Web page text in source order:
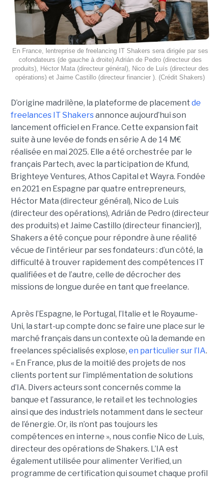
En France, lentreprise de freelancing IT Shakers sera dirigée par ses
cofondateurs (de gauche à droite) Adrián de Pedro (directeur des
produits), Héctor Mata (directeur général), Nico de Luís (directeur des
opérations) et Jaime Castillo (directeur financier ). (Crédit Shakers)
D’origine madrilène, la plateforme de placement de
freelances IT Shakersannonce aujourd’hui son
lancement officiel en France. Cette expansion fait
suite à une levée de fonds en série A de 14 M€
réalisée en mai 2025. Elle a été orchestrée par le
français Partech, avec la participation de Kfund,
Brighteye Ventures, Athos Capital et Wayra. Fondée
en 2021 en Espagne par quatre entrepreneurs,
Héctor Mata (directeur général), Nico de Luis
(directeur des opérations), Adrián de Pedro (directeur
des produits) et Jaime Castillo (directeur financier)],
Shakers a été conçue pour répondre à une réalité
vécue de l’intérieur par ses fondateurs : d’un côté, la
difficulté à trouver rapidement des compétences IT
qualifiées et de l’autre, celle de décrocher des
missions de longue durée en tant que freelance.
Après l’Espagne, le Portugal, l’Italie et le Royaume-
Uni, la start-up compte donc se faire une place sur le
marché français dans un contexte où la demande en
freelances spécialisés explose, en particulier sur l’IA.
« En France, plus de la moitié des projets de nos
clients portent sur l’implémentation de solutions
d’IA. Divers acteurs sont concernés comme la
banque et l’assurance, le retail et les technologies
ainsi que des industriels notamment dans le secteur
de l’énergie. Or, ils n’ont pas toujours les
compétences en interne », nous confie Nico de Luis,
directeur des opérations de Shakers. L’IA est
également utilisée pour alimenter Verified, un
programme de certification qui soumet chaque profil